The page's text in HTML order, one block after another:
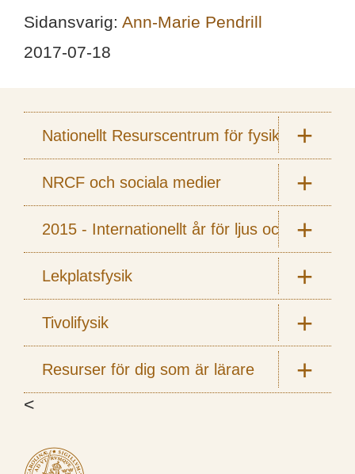
Sidansvarig: Ann-Marie Pendrill
2017-07-18
Nationellt Resurscentrum för fysik
NRCF och sociala medier
2015 - Internationellt år för ljus och
Lekplatsfysik
Tivolifysik
Resurser för dig som är lärare
<